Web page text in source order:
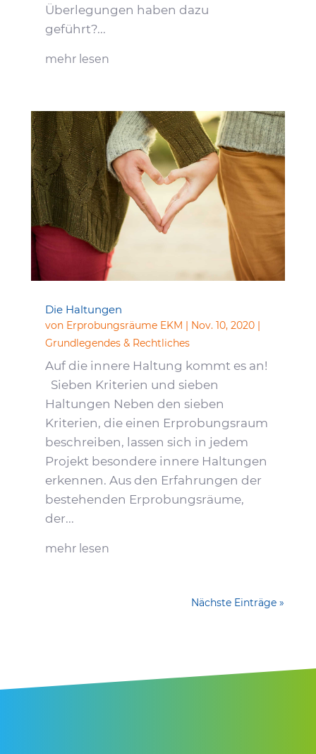
Überlegungen haben dazu
geführt?...
mehr lesen
Die Haltungen
von Erprobungsräume EKM | Nov. 10, 2020|
Grundlegendes & Rechtliches
Auf die innere Haltung kommt es an!
Sieben Kriterien und sieben
Haltungen Neben den sieben
Kriterien, die einen Erprobungsraum
beschreiben, lassen sich in jedem
Projekt besondere innere Haltungen
erkennen. Aus den Erfahrungen der
bestehenden Erprobungsräume,
der...
mehr lesen
Nächste Einträge »